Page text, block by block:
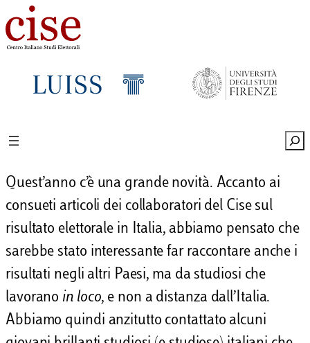
Vai
al
Quest’anno c’è una grande novità. Accanto ai
consueti articoli dei collaboratori del Cise sul
risultato elettorale in Italia, abbiamo pensato che
sarebbe stato interessante far raccontare anche i
risultati negli altri Paesi, ma da studiosi che
lavorano in loco, e non a distanza dall’Italia.
Abbiamo quindi anzitutto contattato alcuni